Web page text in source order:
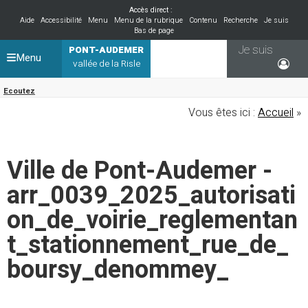
Accès direct :
Aide
Accessibilité Menu Menu de la rubrique Contenu Recherche
Je suis
Bas de page
PONT-AUDEMER
vallée de la Risle
Ecoutez
Je suis
Menu
Vous êtes ici : Accueil »
Ville de Pont-Audemer -
arr_0039_2025_autorisati
on_de_voirie_reglementan
t_stationnement_rue_de_
boursy_denommey_